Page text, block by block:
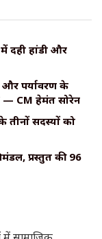
में दही हांडी और
और पर्यावरण के
— CM हेमंत सोरेन
तीनों सदस्यों को
प्रस्तुत की 96